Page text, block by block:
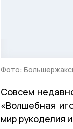
Фото:
Совсем
«Волшебная
мир рукоделия